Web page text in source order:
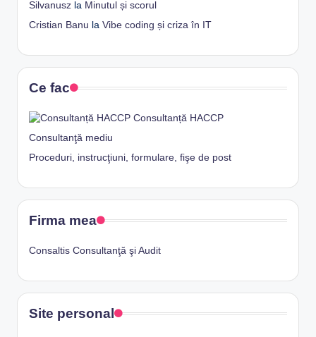
Silvanusz la Minutul și scorul
Cristian Banu la Vibe coding și criza în IT
Ce fac
Consultanță HACCP
Consultanţă mediu
Proceduri, instrucţiuni, formulare, fişe de post
Firma mea
Consaltis Consultanţă şi Audit
Site personal